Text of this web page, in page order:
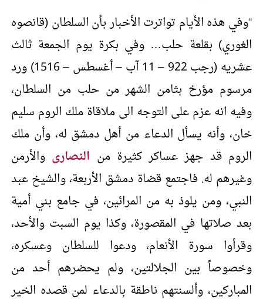
“وفي هذه الأيام تواترت الأخبار بأن السلطان (قانصوه
الغوري) بقلعة حلب… وفي بكرة يوم الجمعة ثالث
عشريه (رجب 922 – 11 آب – أغسطس – 1516) ورد
مرسوم مؤرخ بثامن الشهر من حلب من السلطان،
وفيه انه عزم على التوجه الى ملاقاة ملك الروم سليم
خان، وأنه يسأل الدعاء من أهل دمشق له، وأن ملك
الروم قد جهز عساكر كثيرة من النصارى والأرمن
وغيرهم له. فاجتمع قضاة دمشق الأربعة، والشيخ عبد
النبي، ومن يلوذ به من المرائين، في جامع بني أمية
بعد صلاتها في المقصورة، وكذا يوم السبت والأحد،
وقرأوا سورة الأنعام، ودعوا للسلطان وعسكره،
وخصوصاً بين الجلالتين، ولم يحضرهم أحد من
المباركين، وألسنتهم ناطقة بالدعاء لمن قصده الخير